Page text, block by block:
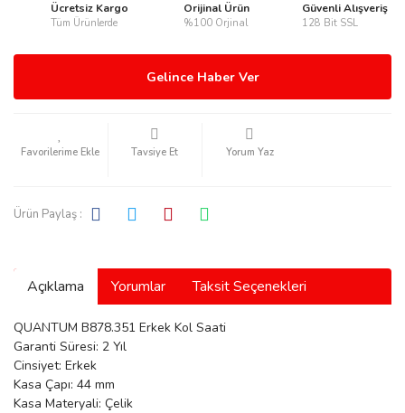
Ücretsiz Kargo
Tüm Ürünlerde
Orijinal Ürün
%100 Orjinal
Güvenli Alışveriş
128 Bit SSL
Gelince Haber Ver
Tavsiye Et Yorum Yaz
Ürün Paylaş :
Açıklama Yorumlar Taksit Seçenekleri
QUANTUM B878.351 Erkek Kol Saati
Garanti Süresi: 2 Yıl
Cinsiyet: Erkek
Kasa Çapı: 44 mm
Kasa Materyali: Çelik